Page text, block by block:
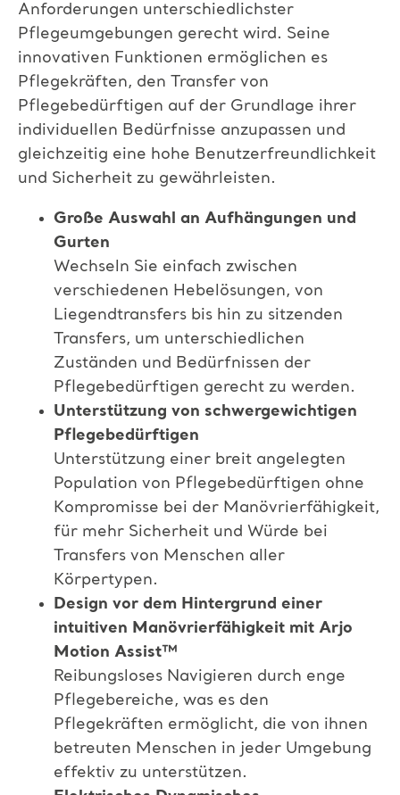
Anforderungen unterschiedlichster
Pflegeumgebungen gerecht wird. Seine
innovativen Funktionen ermöglichen es
Pflegekräften, den Transfer von
Pflegebedürftigen auf der Grundlage ihrer
individuellen Bedürfnisse anzupassen und
gleichzeitig eine hohe Benutzerfreundlichkeit
und Sicherheit zu gewährleisten.
Große Auswahl an Aufhängungen und
Gurten
Wechseln Sie einfach zwischen
verschiedenen Hebelösungen, von
Liegendtransfers bis hin zu sitzenden
Transfers, um unterschiedlichen
Zuständen und Bedürfnissen der
Pflegebedürftigen gerecht zu werden.​
Unterstützung von schwergewichtigen
Pflegebedürftigen
Unterstützung einer breit angelegten
Population von Pflegebedürftigen ohne
Kompromisse bei der Manövrierfähigkeit,
für mehr Sicherheit und Würde bei
Transfers von Menschen aller
Körpertypen.​
Design vor dem Hintergrund einer
intuitiven Manövrierfähigkeit mit Arjo
Motion Assist™​
Reibungsloses Navigieren durch enge
Pflegebereiche, was es den
Pflegekräften ermöglicht, die von ihnen
betreuten Menschen in jeder Umgebung
effektiv zu unterstützen.​